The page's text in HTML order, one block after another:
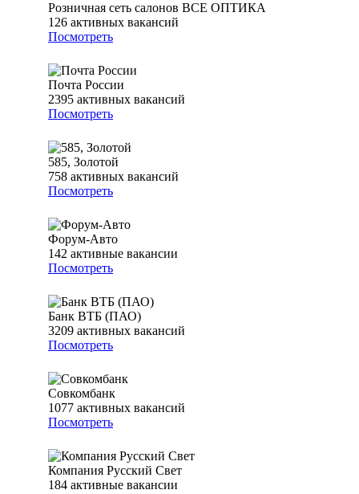
Розничная сеть салонов ВСЕ ОПТИКА
126 активных вакансий
Посмотреть
Почта России
2395 активных вакансий
Посмотреть
585, Золотой
758 активных вакансий
Посмотреть
Форум-Авто
142 активные вакансии
Посмотреть
Банк ВТБ (ПАО)
3209 активных вакансий
Посмотреть
Совкомбанк
1077 активных вакансий
Посмотреть
Компания Русский Свет
184 активные вакансии